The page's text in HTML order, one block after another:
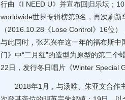
行曲《I NEED U》并宣布回归乐坛；
worldwide世界专辑榜第9名，再次刷
（2016.10.28《Lose Control》16位
与此同时，张艺兴在这一年的福布斯
门》中“二月红”的造型为原型的第二
22日，发行冬日唱片《Winter Special
2018年1月，与汤唯、朱亚文合作主